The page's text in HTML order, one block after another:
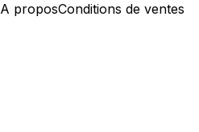
A proposConditions de ventes